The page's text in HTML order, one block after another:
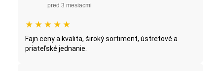
pred 3 mesiacmi
★ ★ ★ ★ ★
Fajn ceny a kvalita, široký sortiment, ústretové a
priateľské jednanie.